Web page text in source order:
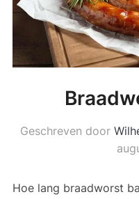
Geschreven door
Hoe lang braadworst